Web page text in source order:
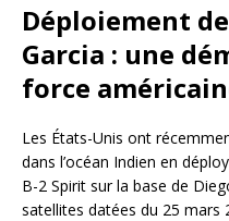
Déploiement
Garcia : une
force
Les États-Unis ont
dans l’océan Indien en
B-2 Spirit sur la base de
satellites datées du 25